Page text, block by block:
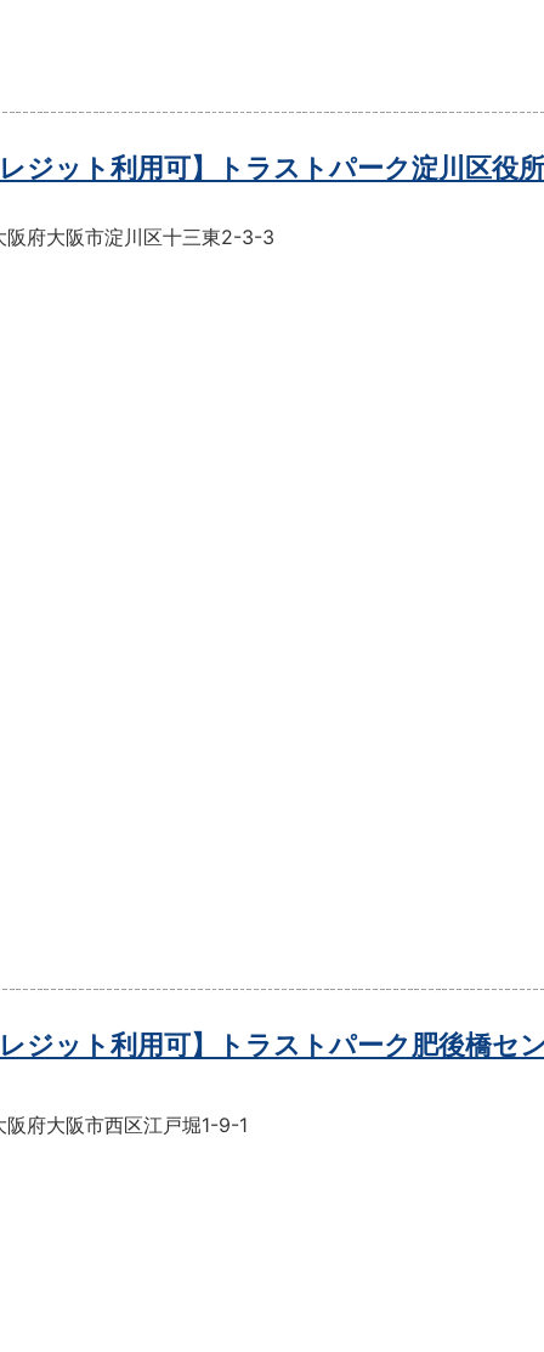
レジット利用可】トラストパーク淀川区役
阪府大阪市淀川区十三東2-3-3
レジット利用可】トラストパーク肥後橋セ
阪府大阪市西区江戸堀1-9-1